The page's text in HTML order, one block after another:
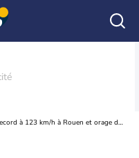
SUIVI ORAGES : vent record à 123 km/h à Rouen et orage de grêle sur Paris, prudence !